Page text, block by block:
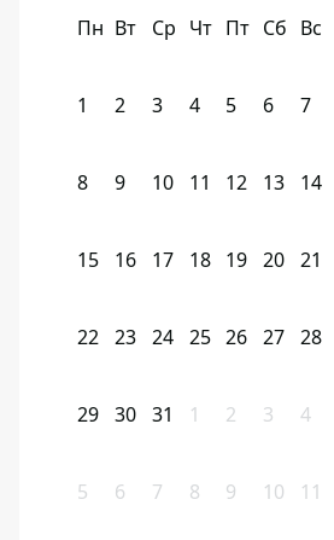
Пн Вт Ср Чт Пт Сб Вс
1 2 3 4 5 6 7
8 9 10 11 12 13 14
15 16 17 18 19 20 21
22 23 24 25 26 27 28
29 30 31 1 2 3 4
5 6 7 8 9 10 11